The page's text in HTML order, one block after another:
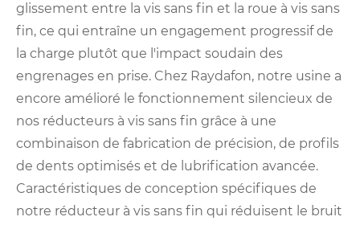
glissement entre la vis sans fin et la roue à vis sans
fin, ce qui entraîne un engagement progressif de
la charge plutôt que l'impact soudain des
engrenages en prise. Chez Raydafon, notre usine a
encore amélioré le fonctionnement silencieux de
nos réducteurs à vis sans fin grâce à une
combinaison de fabrication de précision, de profils
de dents optimisés et de lubrification avancée.
Caractéristiques de conception spécifiques de
notre réducteur à vis sans fin qui réduisent le bruit